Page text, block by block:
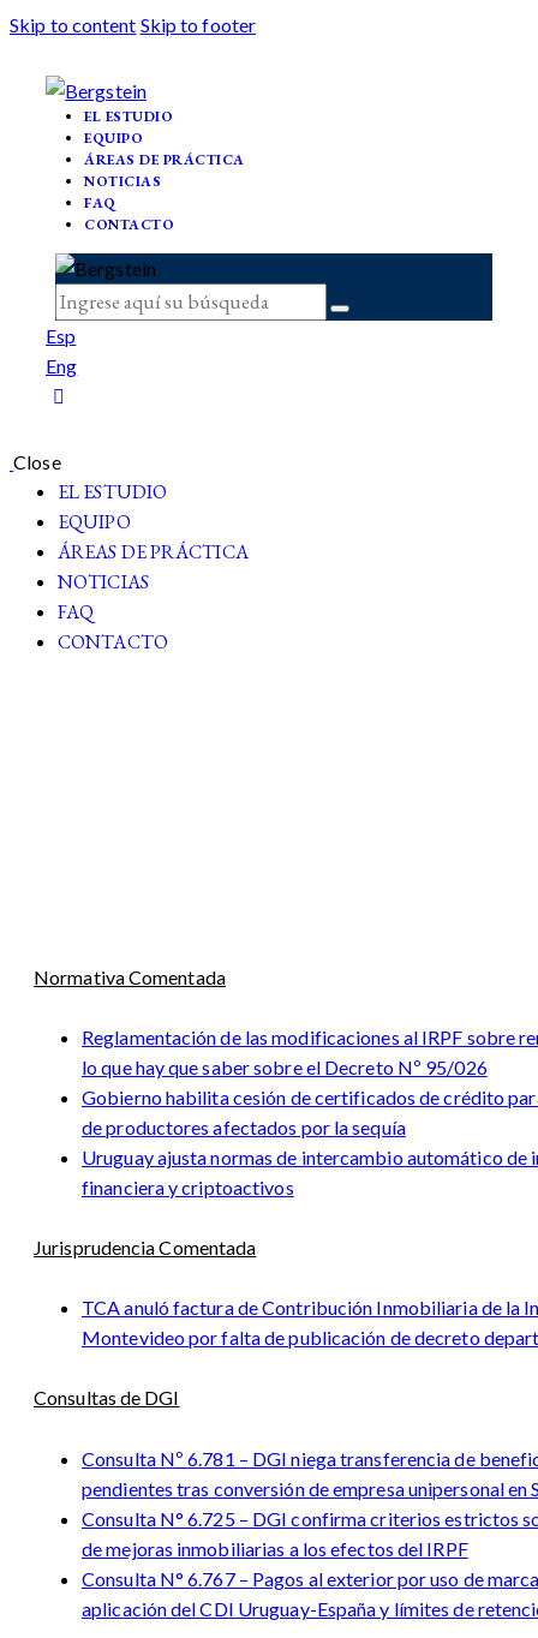
Skip to content Skip to footer
EL ESTUDIO
EQUIPO
ÁREAS DE PRÁCTICA
NOTICIAS
FAQ
CONTACTO
Esp
Eng
Close
EL ESTUDIO
EQUIPO
ÁREAS DE PRÁCTICA
NOTICIAS
FAQ
CONTACTO
Normativa Comentada
Reglamentación de las modificaciones al IRPF sobre
lo que hay que saber sobre el Decreto Nº 95/026
Gobierno habilita cesión de certificados de crédito
de productores afectados por la sequía
Uruguay ajusta normas de intercambio automático de
financiera y criptoactivos
Jurisprudencia Comentada
TCA anuló factura de Contribución Inmobiliaria de la
Montevideo por falta de publicación de decreto
Consultas de DGI
Consulta Nº 6.781 – DGI niega transferencia de
pendientes tras conversión de empresa unipersonal en
Consulta N° 6.725 – DGI confirma criterios estrictos
de mejoras inmobiliarias a los efectos del IRPF
Consulta N° 6.767 – Pagos al exterior por uso de
aplicación del CDI Uruguay-España y límites de